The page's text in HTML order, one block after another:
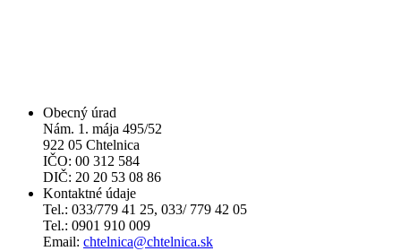
Obecný úrad
Nám. 1. mája 495/52
922 05 Chtelnica
IČO: 00 312 584
DIČ: 20 20 53 08 86
Kontaktné údaje
Tel.: 033/779 41 25, 033/ 779 42 05
Tel.: 0901 910 009
Email: chtelnica@chtelnica.sk